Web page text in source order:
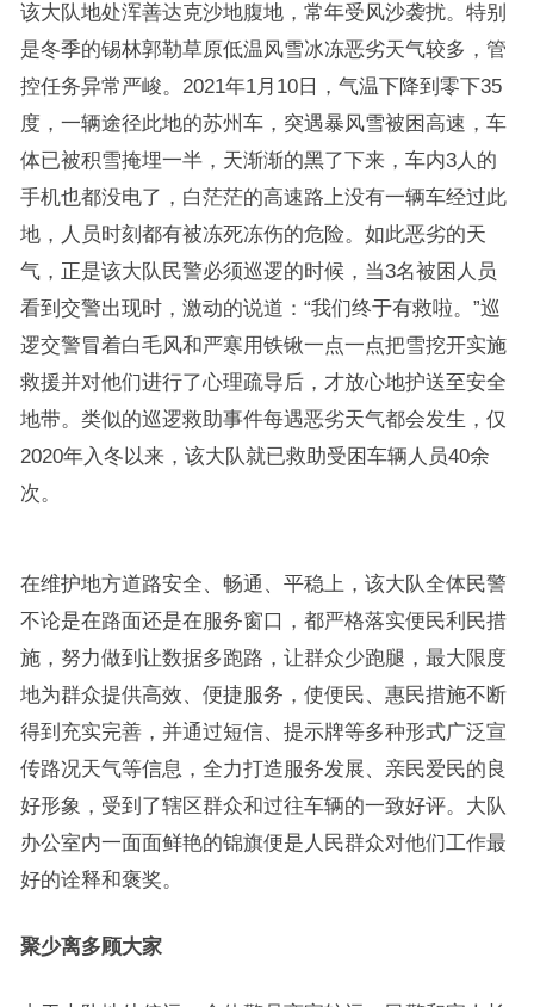
该大队地处浑善达克沙地腹地，常年受风沙袭扰。特别
是冬季的锡林郭勒草原低温风雪冰冻恶劣天气较多，管
控任务异常严峻。2021年1月10日，气温下降到零下35
度，一辆途径此地的苏州车，突遇暴风雪被困高速，车
体已被积雪掩埋一半，天渐渐的黑了下来，车内3人的
手机也都没电了，白茫茫的高速路上没有一辆车经过此
地，人员时刻都有被冻死冻伤的危险。如此恶劣的天
气，正是该大队民警必须巡逻的时候，当3名被困人员
看到交警出现时，激动的说道：“我们终于有救啦。”巡
逻交警冒着白毛风和严寒用铁锹一点一点把雪挖开实施
救援并对他们进行了心理疏导后，才放心地护送至安全
地带。类似的巡逻救助事件每遇恶劣天气都会发生，仅
2020年入冬以来，该大队就已救助受困车辆人员40余
次。
在维护地方道路安全、畅通、平稳上，该大队全体民警
不论是在路面还是在服务窗口，都严格落实便民利民措
施，努力做到让数据多跑路，让群众少跑腿，最大限度
地为群众提供高效、便捷服务，使便民、惠民措施不断
得到充实完善，并通过短信、提示牌等多种形式广泛宣
传路况天气等信息，全力打造服务发展、亲民爱民的良
好形象，受到了辖区群众和过往车辆的一致好评。大队
办公室内一面面鲜艳的锦旗便是人民群众对他们工作最
好的诠释和褒奖。
聚少离多顾大家